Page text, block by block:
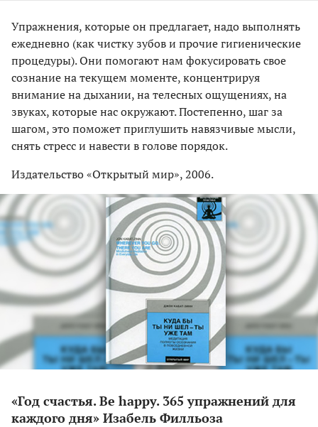
Упражнения, которые он предлагает, надо выполнять
ежедневно (как чистку зубов и прочие гигиенические
процедуры). Они помогают нам фокусировать свое
сознание на текущем моменте, концентрируя
внимание на дыхании, на телесных ощущениях, на
звуках, которые нас окружают. Постепенно, шаг за
шагом, это поможет приглушить навязчивые мысли,
снять стресс и навести в голове порядок.
Издательство «Открытый мир», 2006.
«Год счастья. Be happy. 365 упражнений для
каждого дня» Изабель Филльоза